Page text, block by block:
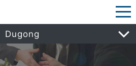
Dugong